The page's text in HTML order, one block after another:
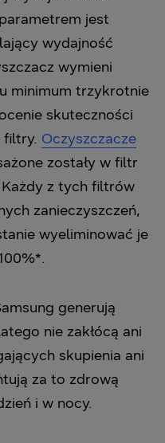
jest
wydajność
wymieni
minimum trzykrotnie
skuteczności
filtry. Oczyszczacze
zostały w filtr
Każdy z tych filtrów
zanieczyszczeń,
wyeliminować je
generują
nie zakłócą ani
skupienia ani
za to zdrową
i w nocy.